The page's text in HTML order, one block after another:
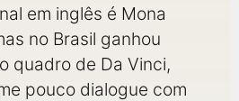
em inglês é Mona
no Brasil ganhou
quadro de Da Vinci,
pouco dialogue com